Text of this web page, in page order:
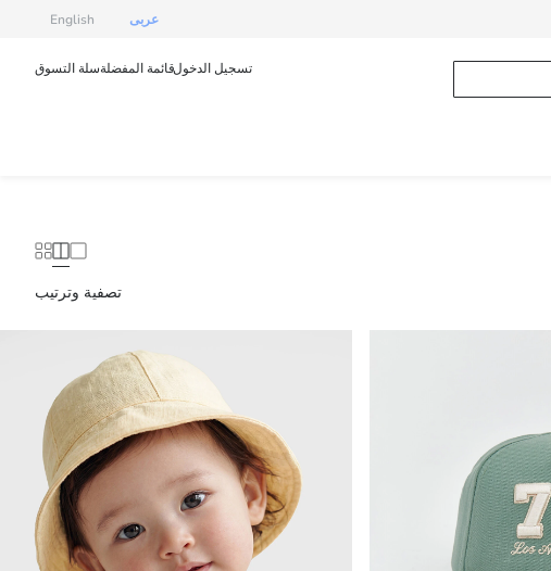
عربى English
تسجيل الدخولقائمة المفضلةسلة التسوق
تصفية وترتيب